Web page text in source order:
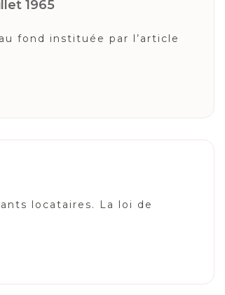
1965
fond instituée par l’article
locataires. La loi de